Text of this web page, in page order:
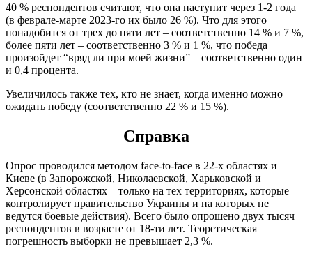
40 % респондентов считают, что она наступит через 1-2 года
(в феврале-марте 2023-го их было 26 %). Что для этого
понадобится от трех до пяти лет – соответственно 14 % и 7 %,
более пяти лет – соответственно 3 % и 1 %, что победа
произойдет “вряд ли при моей жизни” – соответственно один
и 0,4 процента.
Увеличилось также тех, кто не знает, когда именно можно
ожидать победу (соответственно 22 % и 15 %).
Справка
Опрос проводился методом face-to-face в 22-х областях и
Киеве (в Запорожской, Николаевской, Харьковской и
Херсонской областях – только на тех территориях, которые
контролирует правительство Украины и на которых не
ведутся боевые действия). Всего было опрошено двух тысяч
респондентов в возрасте от 18-ти лет. Теоретическая
погрешность выборки не превышает 2,3 %.